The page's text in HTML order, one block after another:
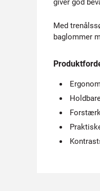
giver god
Med
baglommer